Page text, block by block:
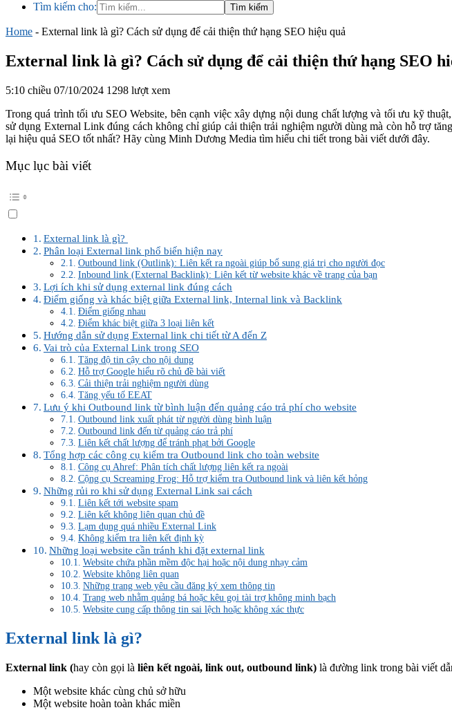
Tìm kiếm cho:
Home - External link là gì? Cách sử dụng để cải thiện thứ hạng SEO hiệu quả
External link là gì? Cách sử dụng để cải thiện thứ hạng SEO
5:10 chiều 07/10/2024 1298 lượt xem
Trong quá trình tối ưu SEO Website, bên cạnh việc xây dựng nội dung chất lượng và tối ưu kỹ
sử dụng External Link đúng cách không chỉ giúp cải thiện trải nghiệm người dùng mà còn hỗ trợ
lại hiệu quả SEO tốt nhất? Hãy cùng Minh Dương Media tìm hiểu chi tiết trong bài viết dưới đây.
Mục lục bài viết
External link là gì?
Phân loại External link phổ biến hiện nay
Outbound link (Outlink): Liên kết ra ngoài giúp bổ sung giá trị cho người đọc
Inbound link (External Backlink): Liên kết từ website khác về trang của bạn
Lợi ích khi sử dụng external link đúng cách
Điểm giống và khác biệt giữa External link, Internal link và Backlink
Điểm giống nhau
Điểm khác biệt giữa 3 loại liên kết
Hướng dẫn sử dụng External link chi tiết từ A đến Z
Vai trò của External Link trong SEO
Tăng độ tin cậy cho nội dung
Hỗ trợ Google hiểu rõ chủ đề bài viết
Cải thiện trải nghiệm người dùng
Tăng yếu tố EEAT
Lưu ý khi Outbound link từ bình luận đến quảng cáo trả phí cho website
Outbound link xuất phát từ người dùng bình luận
Outbound link đến từ quảng cáo trả phí
Liên kết chất lượng để tránh phạt bởi Google
Tổng hợp các công cụ kiểm tra Outbound link cho toàn website
Công cụ Ahref: Phân tích chất lượng liên kết ra ngoài
Cộng cụ Screaming Frog: Hỗ trợ kiểm tra Outbound link và liên kết hỏng
Những rủi ro khi sử dụng External Link sai cách
Liên kết tới website spam
Liên kết không liên quan chủ đề
Lạm dụng quá nhiều External Link
Không kiểm tra liên kết định kỳ
Những loại website cần tránh khi đặt external link
Website chứa phần mềm độc hại hoặc nội dung nhạy cảm
Website không liên quan
Những trang web yêu cầu đăng ký xem thông tin
Trang web nhằm quảng bá hoặc kêu gọi tài trợ không minh bạch
Website cung cấp thông tin sai lệch hoặc không xác thực
External link là gì?
External link (hay còn gọi là liên kết ngoài, link out, outbound link) là đường link trong bài viết
Một website khác cùng chủ sở hữu
Một website hoàn toàn khác miền